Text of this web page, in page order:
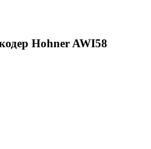
Hohner AWI58